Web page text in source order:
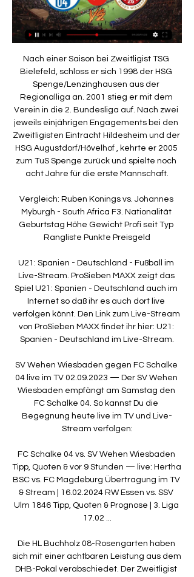
Nach einer Saison bei Zweitligist TSG Bielefeld, schloss er sich 1998 der HSG Spenge/Lenzinghausen aus der Regionalliga an. 2001 stieg er mit dem Verein in die 2. Bundesliga auf. Nach zwei jeweils einjährigen Engagements bei den Zweitligisten Eintracht Hildesheim und der HSG Augustdorf/Hövelhof , kehrte er 2005 zum TuS Spenge zurück und spielte noch acht Jahre für die erste Mannschaft.

Vergleich: Ruben Konings vs. Johannes Myburgh - South Africa F3. Nationalität Geburtstag Höhe Gewicht Profi seit Typ Rangliste Punkte Preisgeld

U21: Spanien - Deutschland - Fußball im Live-Stream. ProSieben MAXX zeigt das Spiel U21: Spanien - Deutschland auch im Internet so daß ihr es auch dort live verfolgen könnt. Den Link zum Live-Stream von ProSieben MAXX findet ihr hier: U21: Spanien - Deutschland im Live-Stream.

SV Wehen Wiesbaden gegen FC Schalke 04 live im TV 02.09.2023 — Der SV Wehen Wiesbaden empfängt am Samstag den FC Schalke 04. So kannst Du die Begegnung heute live im TV und Live-Stream verfolgen:

FC Schalke 04 vs. SV Wehen Wiesbaden Tipp, Quoten & vor 9 Stunden — live: Hertha BSC vs. FC Magdeburg Übertragung im TV & Stream | 16.02.2024 RW Essen vs. SSV Ulm 1846 Tipp, Quoten & Prognose | 3. Liga 17.02 ...

Die HL Buchholz 08-Rosengarten haben sich mit einer achtbaren Leistung aus dem DHB-Pokal verabschiedet. Der Zweitligist unterlag dem aktuellen Pokalsieger Thüringer HC in …

Leben. So trifft uns irdische Betrachter eine himmlische Botschaft, die durch. Pfr. Aksoy und Herr Pfr. Brix gestalteten den Nachmittag mit. Andreas und Erika Manier bedankten sich für alle Mitarbeit. Impuls und Info zur SV, dazu eine Fotoshow mit Bildern aus Crailsheim, Essen und Getränke auf Spendenbasis

EHV Aue: Robert Wetzel, Erik Töpfer (TW); Marcel Schäfer, Eric Meinhardt 2, Kevin Roch 3, Janar Mägi, Arni Thor Sigtryggsson 3, Jan Faith 3, Philipp Jungemann 3, Bjarki Gunnarsson, Gregor Remke 4, Sigtryggur Runarsson, Sebastian Paraschiv, Marc Pechstein 9/5

In der Kategorie Ice Tigers Nuernberg findest du stets die ganz aktuellen Produkte zu diesem Thema. Derzeit haben wir in dieser Kategorie Produkt(e) eingestellt. Alle Preise verstehen sich inkl. MwSt. Einzig der Versand kommt evtl. noch dazu. Mit einem Klick auf ein Produkt gelangst du zu unserem Partnershop, bei dem du dann ganz bequem und.

Wer TVE-Keeper Mark Ferjan und seinen Teamkollegen live und kostenlos im Heimspiel am Samstag gegen EHV Aue zuschauen möchte, der muss bis Freitag um …

FC Seefeld Zürich: Sportclub M: Sporting Clube Zürich: FC Srbija ZH: FC Stade Marocain: FC Turkuaz Zürich: FC United Zürich: FC Unterstrass Zürich: FC Wald ZH:. Grasshopper-Club Zürich. bis 1981. Grasshopper-Club Zürich. 1981 - 1997. Grasshopper-Club Zürich. 1997 - 2006. FC Kosova Zürich . 1994 - 2013. SVL Megas Alexandros. 1980 - 2015.

Radfeld - Rathaus - vivomondo - lebe deine welt - vivomondo - lebe deine welt +43 5337 63950 gemeinde ∂ radfeld.tirol.gv.at zur Kontrastversion zur Normalversion Schriftgröße: A A A

Düsseldorfer EG. Beendet. Grizzlys Wolfsburg. vollst. Name EHC Grizzly Adams Wolfsburg 1992 e. V. Spitzname Die Grizzlys Stadt Wolfsburg Land Deutschland Farben Orange, Schwarz Gegründet 1992 Sportarten Eishockey Spielort Eis Arena Wolfsburg Kapazität 4.503. Fischtown Pinguins. vollst. Name Fischtown Pinguins Bremerhaven Spitzname Pinguins Stadt Bremerhaven Land Deutschland Farben …

Sport Eintracht Frankfurt im Soll - Vaduz nächste Europa-Hürde Die Pflichtaufgabe gegen Tallinn hat Fußball-Bundesligist Eintracht Frankfurt glanzlos erfüllt.

Ice Tigers Fanradio. 1.4K likes. Wir übertragen alle Auswärtsspiele (und Playoff-Heimspiele) der Ice Tigers live und in voller Länge - mit...

Walter Jordi mit Sitz in Wiler b. Utzenstorf ist in der Creditreform Firmendatenbank eingetragen. Das Unternehmen ist wirtschaftsaktiv. Die Steuernummer des Unternehmens ist in den Firmendaten verfügbar. Sie erreichen das Unternehmen telefonisch unter der Nummer: +41 326652270. Für den postalischen Schriftverkehr nutzen Sie bitte die.

﻿ Live Streaming Heidenheim - Hamburger SV Watch Live Heidenheim - Hamburger SV Vereinsmitglieder bentigen beim Kauf einer Eintrittskarte ihre Mitglieder-PIN. Es knnen pro Bestellung zudem maximal zwei weitere PINs anderer. Der SV Darmstadt 98 ist der bekannteste Sportverein in Darmstadt. Die Farben des Vereins sind Blau-Wei. Neben Fuball.

HELP: Du befindest dich auf SV Darmstadt 98 Ergebnisse im Fussball/Deutschland Bereich. FlashScore.de bietet dir SV Darmstadt 98 Livescores, Spielpaarungen, Tabellen und Spielinformationen. Neben SV Darmstadt 98 Ergebnissen kannst du mehr als 5000 Wettbewerben aus 30+ Sportarten weltweit auf FlashScore.de verfolgen. SV Darmstadt 98 Ergebnisse.

Bei Hertie kaufen Sie günstig ein: Universal Pictures Filme & TV-Serien Buch, Musik & Film Versandkostenfrei bereits ab 30 Euro Bestellwert.

U17 - Einzel 16.12.: Florett männlich U17 - Team Melder-Liveübertragung. Bahn: 1 2 4 5 16.12.2018 16:05. 1 15:00 BEREUTER Roman (AUT) BOROWIAK A. PODRALSKI A..

Sport1 überträgt Live-Spiele bei YouTube. Der TV-Sender Sport1 wird ab dem kommenden Wochenende ausgewählte Spiele der Basketball und Handball Bundesliga live über seinen YouTube-Kanal.

Bad Wörishofen (ewö) - Ein hochkarätiges Teilnehmerfeld erwartete die Zuschauer bei der 2. Auflage des D-Junioren-Sommerturniers der JFG Wertachtal. Das Turnier wurde in diesem Jahr gemeinsam.

SVWW-Profi Mockenhaupt kündigt Verbotenes auf Schalke vor 5 Stunden — Vor 60.000 Zuschauern auf Schalke wollen die Spieler des SV Wehen Wiesbaden den nächsten namhaften Verein stürzen. Ein SVWW-Profi hat ...

Gruppe A: ERC Ingolstadt, Düsseldorfer EG, EHC Nürnberg, Schwenninger Wild Wings. Gruppe B: Augsburger Panther, Jungalder Mannheim, Krefelder EV, EV Landshut. Gruppe C: Eisbären Berlin, Kölner Haie, EHC München, Iserlohn Young Roosters. Somit erwartete die Young Roosters bereits in der Vorrunde kein leichtes Programm. Aus dieser Gruppe.

24. Spieltag in der 1. Bundesliga: Am Sonnabend (2. März, Anstoß 15.30 Uhr) empfängt Eintracht Frankfurt 1899 Hoffenheim. Beim letzten Duell beider Mannschaften in der Bundesliga im Oktober.

Lugano und ZSC Lions scheitern an unterklassigen Teams. Lugano und die ZSC Lions sind im Achtelfinal des Schweizer Cups gegen die unterklassigen Rapperswil-Jona Lakers und Ajoie ausgeschieden. Dieser Inhalt /diese Funktion ist nur für Abonnenten des Bieler Tagblatt (Abo-Classic / Abo-Online / Tageszugang) zugänglich. Wenn Sie.

DIE AUTORIN | Jana Frey. wurde 1969 in Düsseldorf geboren, studierte Literatur, Geschichte und. Kunst in Frankfurt am Main, den USA und in Neuseeland. Sie hat. bereits zahlreiche Kinder- und Jugendbücher veröffentlicht und. arbeitet auch fürs Fernsehen. Ihre Bücher wurden in 20 Sprachen. übersetzt. Jana Frey lebt mit ihrer Familie in.

SV Wehen Wiesbaden gegen FC Schalke 04 | Alle Spiele Wiesbaden. Wo wird FC Schalke 04 gegen SV Wehen 1926 Wiesbaden live übertragen? TV-Sender, Info. Sky Sport Bundesliga 2. €. Sky Sport Top Event. €. Streaming ...

SV Wehen Wiesbaden - FC Schalke 04 | 5. Spieltag 2023 Die SPIEGEL-Gruppe ist weder für den Inhalt noch für ggf. angebotene Produkte verantwortlich. Kostenlose Online-Spiele · mehr ...

Die Adler Mannheim haben im Spitzenspiel der DEL einen 5:3-Erfolg gegen die Nürnberg Ice Tigers eingefahren und Platz zwei damit gesichert. Zunächst deutete sich eine Packung für die Gäste an.

Vier Tage nach der enttäuschenden Niederlage des THW Kiel gegen Celje in der Handball-Champions-League kommt der TBV Lemgo zum Bundesliga-Gastspiel an die Förde. Ein Sieg der Zebras am.

Zweiter Spieltag in der 2. Bundesliga: Am Sonnabend (3. August, Anstoß 15.30 Uhr) empfängt Hannover 96 den SSV Jahn Regensburg. Nach dem Absteigerduell gegen Stuttgart zum Auftakt geht es für.

Entdecken Sie Reiseziele in aller Welt mit Kuoni Reisen und lassen Sie sich von spannenden Reiseberichten inspirieren. Jetzt in den Angeboten stöbern und bequem online …

Als der 15-jährige Morten Schumacher, genannt Motte, einen Anruf bekommt, ist in seinem Leben nichts mehr, wie es einmal war. Sein bester Freund Bogi ist plötzlich sehr krank. Aber das ist nur eine der herzzerreißenden Explosionen dieses Jahres, die in Matthias Brandts Roman »Blackbird« Mottes Leben komplett auf den Kopf stellen. Kurz.

FC Schalke 04 gegen SV Wehen Wiesbaden - 2. Bundesliga ... Audiostream. 2. Bundesliga live hören FC Schalke 04 gegen SV Wehen Wiesbaden. Stand: 17.02.2024 12:50 Uhr. 22. Spieltag: Anpfiff des Spiels ist am 17.02.2024 ...

Mit dem TVSpotter haben Sie die Möglichkeit, auf einen Datenpool aus einer Senderliste von derzeit knapp 200 Channels für Ihren Media-Research zuzugreifen.

FC Schalke beim SV Wehen Wiesbaden live im TV und im 01.09.2023 — Für den FC Schalke 04 geht es am Samstag zum Auswärtsspiel beim SV Wehen Wiesbaden. Wir erklären, wo das Spiel live im TV und im Ticker ...

Wehen Wiesbaden - Schalke 04 im TV und Stream 02.09.2023 — Die 2. Liga mit Wehen Wiesbaden gegen Schalke 04 wird live im TV und Stream gezeigt. Aber auf welchem Sender? Alle wichtigen Infos zur ...

Meister KAC trifft auf Tappara Tampere (FIN), Biel und Frisk Asker (NOR). Vizemeister Vienna Capitals spielt gegen Adler Mannheim, Djurgarden Stockholm und GKS Tychy (POL). Die Graz 99ers bekommen es mit Frölunda Indians (SWE), Mountfield HK (CZE) und den Cardiff Devils zu tun.

Ph. Hagen Punkte bzw. Körbe korrigiert Phoenix Hagen zurückgezogen Vereinsspielplan hinter dem Team in der Tabelle. Die besten acht Ligateilnehmer qualifizieren sich für die Playoffs.

SC DHfK Leipzig startet mit Heimsieg gegen den Bergischen Handballclub Sep 05, 2016 Nils Handball Kommentare deaktiviert für SC DHfK Leipzig startet mit Heimsieg gegen den Bergischen Handballclub Die Handballer des SC DHfK Leipzig starteten mit ihrem höchsten Heimsieg in …

Der Fußballspieler Denys Oliynyk war in der Saison 2015/2016 bei Vitesse Arnheim unter Vertrag und wird dort im Sturm eingesetzt. Denys Oliynyk wurde am 16.06.1987 geboren.

Im Rahmen der Te